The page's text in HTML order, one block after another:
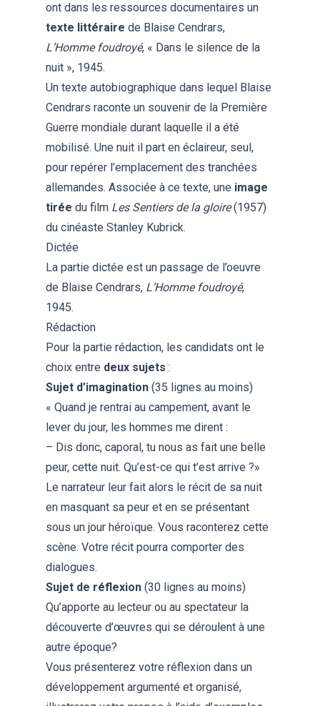
ont dans les ressources documentaires un
texte littéraire de Blaise Cendrars,
L’Homme foudroyé, « Dans le silence de la
nuit », 1945.
Un texte autobiographique dans lequel Blaise
Cendrars raconte un souvenir de la Première
Guerre mondiale durant laquelle il a été
mobilisé. Une nuit il part en éclaireur, seul,
pour repérer l’emplacement des tranchées
allemandes. Associée à ce texte, une image
tirée du film Les Sentiers de la gloire(1957)
du cinéaste Stanley Kubrick.
Dictée
La partie dictée est un passage de l’oeuvre
de Blaise Cendrars, L’Homme foudroyé,
1945.
Rédaction
Pour la partie rédaction, les candidats ont le
choix entre deux sujets :
Sujet d’imagination (35 lignes au moins)
« Quand je rentrai au campement, avant le
lever du jour, les hommes me dirent :
– Dis donc, caporal, tu nous as fait une belle
peur, cette nuit. Qu’est-ce qui t’est arrive ?»
Le narrateur leur fait alors le récit de sa nuit
en masquant sa peur et en se présentant
sous un jour héroïque. Vous raconterez cette
scène. Votre récit pourra comporter des
dialogues.
Sujet de réflexion (30 lignes au moins)
Qu’apporte au lecteur ou au spectateur la
découverte d’œuvres qui se déroulent à une
autre époque?
Vous présenterez votre réflexion dans un
développement argumenté et organisé,